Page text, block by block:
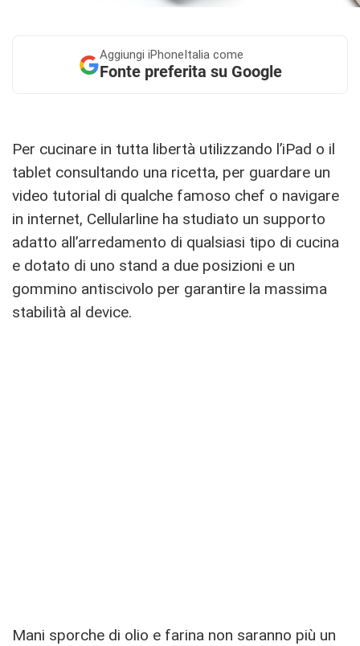
Aggiungi iPhoneItalia come
Fonte preferita su Google
Per cucinare in tutta libertà utilizzando l’iPad o il
tablet consultando una ricetta, per guardare un
video tutorial di qualche famoso chef o navigare
in internet, Cellularline ha studiato un supporto
adatto all’arredamento di qualsiasi tipo di cucina
e dotato di uno stand a due posizioni e un
gommino antiscivolo per garantire la massima
stabilità al device.
Mani sporche di olio e farina non saranno più un